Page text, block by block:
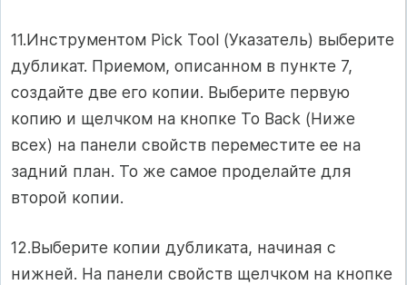
11.Инструментом Pick Tool (Указатель) выберите
дубликат. Приемом, описанном в пункте 7,
создайте две его копии. Выберите первую
копию и щелчком на кнопке То Back (Ниже
всех) на панели свойств переместите ее на
задний план. То же самое проделайте для
второй копии.
12.Выберите копии дубликата, начиная с
нижней. На панели свойств щелчком на кнопке